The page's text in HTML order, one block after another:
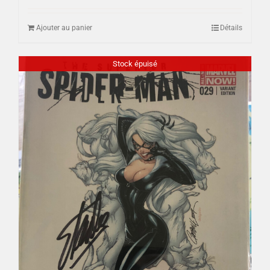
Ajouter au panier Détails
Stock épuisé